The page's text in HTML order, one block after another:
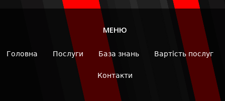
МЕНЮ
Головна Послуги База знань Вартість послуг
Контакти